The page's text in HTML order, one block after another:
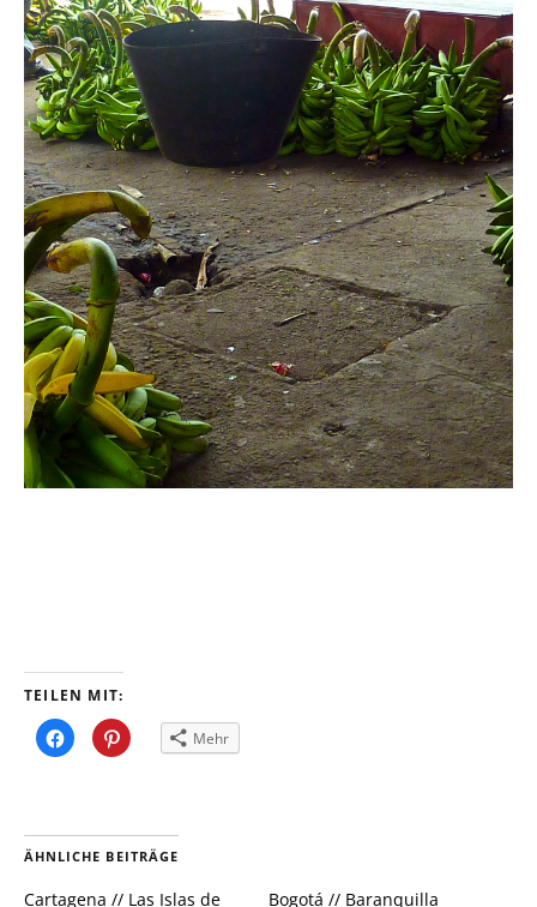
TEILEN MIT:
Klick,
um
in
neuem
Fenster
Klick,
um
in
neuem
Fenster
Mehr
ÄHNLICHE BEITRÄGE
Cartagena // Las Islas de
Bogotá // Baranquilla